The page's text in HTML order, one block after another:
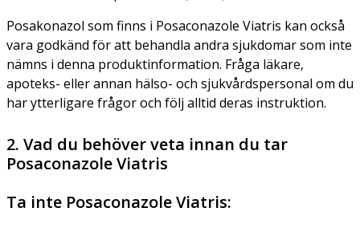
Posakonazol som finns i Posaconazole Viatris kan också
vara godkänd för att behandla andra sjukdomar som inte
nämns i denna produktinformation. Fråga läkare,
apoteks- eller annan hälso- och sjukvårdspersonal om du
har ytterligare frågor och följ alltid deras instruktion.
2. Vad du behöver veta innan du tar
Posaconazole Viatris
Ta inte Posaconazole Viatris: